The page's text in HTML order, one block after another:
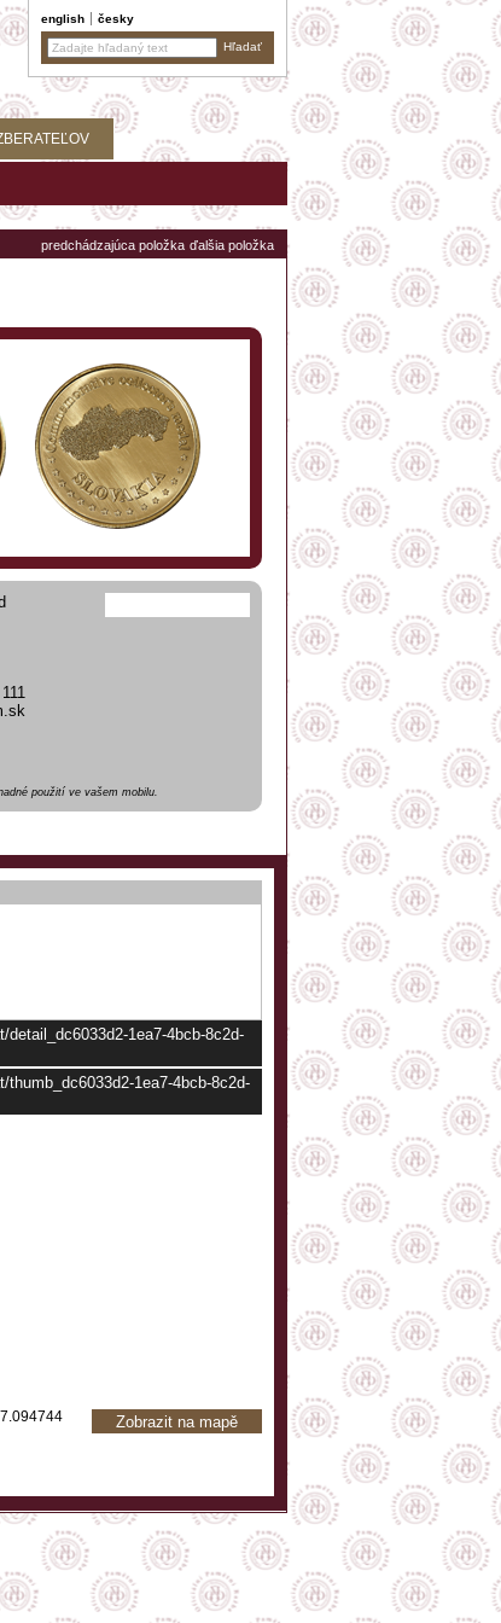
english česky
predchádzajúca položka ďalšia položka
použití ve vašem mobilu.
1ea7-4bcb-8c2d-
1ea7-4bcb-8c2d-
Zobrazit na mapě